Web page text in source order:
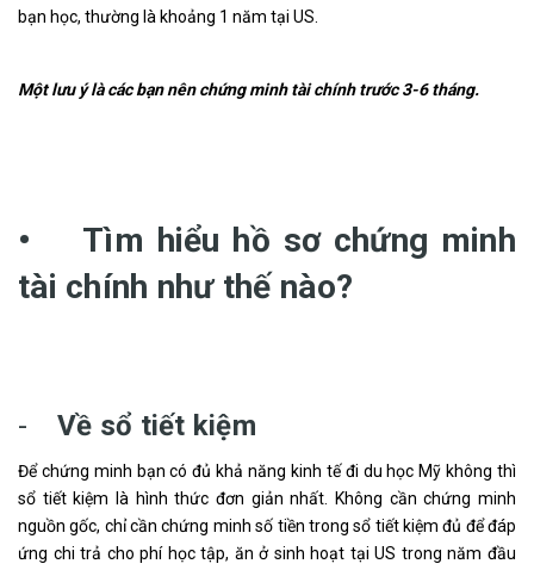
bạn học, thường là khoảng 1 năm tại US.
Một lưu ý là các bạn nên chứng minh tài chính trước 3-6 tháng.
• Tìm hiểu hồ sơ chứng minh
tài chính như thế nào?
-Về sổ tiết kiệm
Để chứng minh bạn có đủ khả năng kinh tế đi du học Mỹ không thì
sổ tiết kiệm là hình thức đơn giản nhất. Không cần chứng minh
nguồn gốc, chỉ cần chứng minh số tiền trong sổ tiết kiệm đủ để đáp
ứng chi trả cho phí học tập, ăn ở sinh hoạt tại US trong năm đầu